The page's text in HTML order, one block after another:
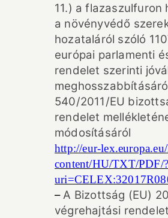
11.) a flazaszulfuron
a növényvédő
hozataláról szóló
európai parlamenti
rendelet szerinti
540/2011/EU
rendelet
módosításáról
http://eur-
content/HU/TXT/PDF/?
– A Bizottság (EU)
végrehajtási